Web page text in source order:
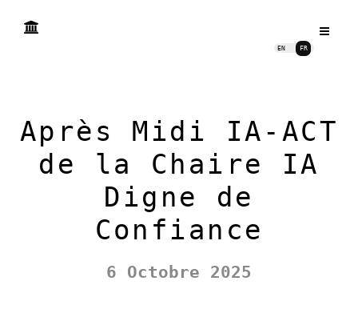
EN FR
Après Midi IA-ACT
de la Chaire IA
Digne de
Confiance
6 Octobre 2025